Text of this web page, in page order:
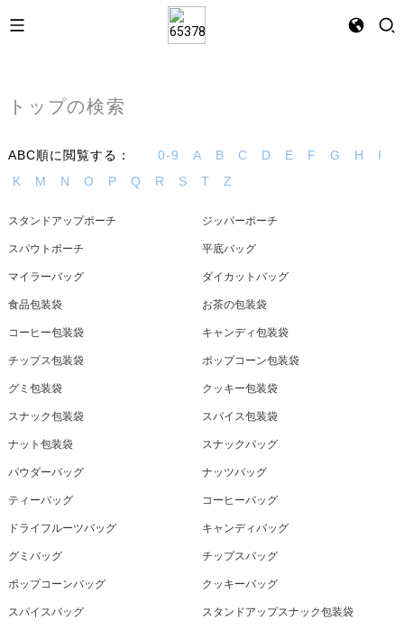
トップの検索
ABC順に閲覧する： 0-9 A B C D E F G H
I
K
M N O P Q R S T Z
スタンドアップポーチ ジッパーポーチ
スパウトポーチ 平底バッグ
マイラーバッグ ダイカットバッグ
食品包装袋 お茶の包装袋
コーヒー包装袋 キャンディ包装袋
チップス包装袋 ポップコーン包装袋
グミ包装袋 クッキー包装袋
スナック包装袋 スパイス包装袋
ナット包装袋 スナックバッグ
パウダーバッグ ナッツバッグ
ティーバッグ コーヒーバッグ
ドライフルーツバッグ キャンディバッグ
グミバッグ チップスバッグ
ポップコーンバッグ クッキーバッグ
スパイスバッグ スタンドアップスナック包装袋